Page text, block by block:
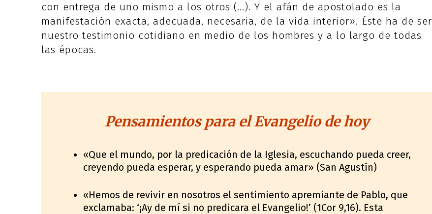
con entrega de uno mismo a los otros (...). Y el afán de apostolado es la
manifestación exacta, adecuada, necesaria, de la vida interior». Éste ha de ser
nuestro testimonio cotidiano en medio de los hombres y a lo largo de todas
las épocas.
Pensamientos para el Evangelio de hoy
«Que el mundo, por la predicación de la Iglesia, escuchando pueda creer,
creyendo pueda esperar, y esperando pueda amar» (San Agustín)
«Hemos de revivir en nosotros el sentimiento apremiante de Pablo, que
exclamaba: ‘¡Ay de mí si no predicara el Evangelio!’ (1Cor 9,16). Esta